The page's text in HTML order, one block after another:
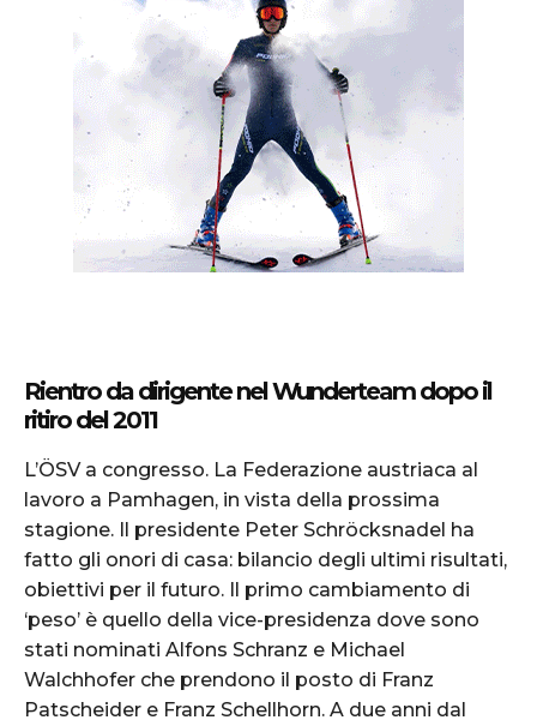
Rientro da dirigente nel Wunderteam dopo il
ritiro del 2011
L’ÖSV a congresso. La Federazione austriaca al
lavoro a Pamhagen, in vista della prossima
stagione. Il presidente Peter Schröcksnadel ha
fatto gli onori di casa: bilancio degli ultimi risultati,
obiettivi per il futuro. Il primo cambiamento di
‘peso’ è quello della vice-presidenza dove sono
stati nominati Alfons Schranz e Michael
Walchhofer che prendono il posto di Franz
Patscheider e Franz Schellhorn. A due anni dal